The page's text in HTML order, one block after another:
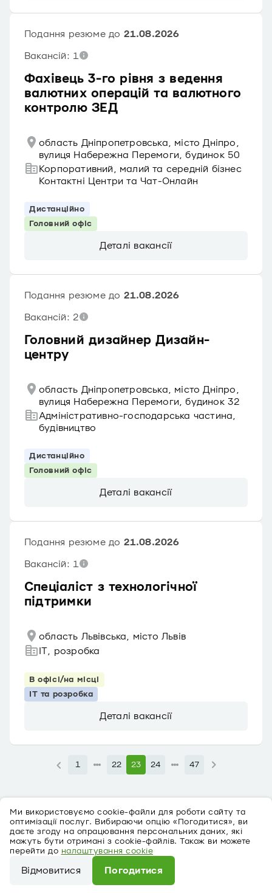
Ми використовуємо cookie-файли для роботи сайту та
оптимізації послуг. Вибираючи опцію «Погодитися», ви
даєте згоду на опрацювання персональних даних, які
можуть бути отримані з cookie-файлів. Також ви можете
перейти до налаштування cookie
Відмовитися
Погодитися
Фахівець 3-го рівня з ведення
валютних операцій та валютного
контролю ЗЕД
Подання резюме до 21.08.2026
Вакансій: 1
область Дніпропетровська, місто Дніпро,
вулиця Набережна Перемоги, будинок 50
Корпоративний, малий та середній бізнес
Контактні Центри та Чат-Онлайн
Дистанційно
Головний офіс
Деталі вакансії
Головний дизайнер Дизайн-
центру
Подання резюме до 21.08.2026
Вакансій: 2
область Дніпропетровська, місто Дніпро,
вулиця Набережна Перемоги, будинок 32
Адміністративно-господарська частина,
будівництво
Дистанційно
Головний офіс
Деталі вакансії
Спеціаліст з технологiчної
пiдтримки
Подання резюме до 21.08.2026
Вакансій: 1
область Львівська, місто Львів
IT, розробка
В офісі/на місці
IT та розробка
Деталі вакансії
1 22 23 24 47
2026 ПриватБанк Ліцензія № 22 від 05.10.2011